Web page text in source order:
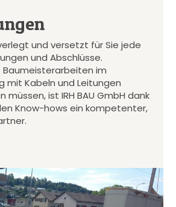
und versetzt für Sie jede
und Abschlüsse.
Baumeisterarbeiten im
mit Kabeln und Leitungen
ist IRH BAU GmbH dank
Know-hows ein kompetenter,